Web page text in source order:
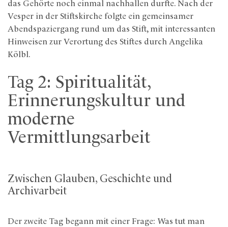
das Gehörte noch einmal nachhallen durfte. Nach der
Vesper in der Stiftskirche folgte ein gemeinsamer
Abendspaziergang rund um das Stift, mit interessanten
Hinweisen zur Verortung des Stiftes durch Angelika
Kölbl.
Tag 2: Spiritualität,
Erinnerungskultur und
moderne
Vermittlungsarbeit
Zwischen Glauben, Geschichte und
Archivarbeit
Der zweite Tag begann mit einer Frage: Was tut man